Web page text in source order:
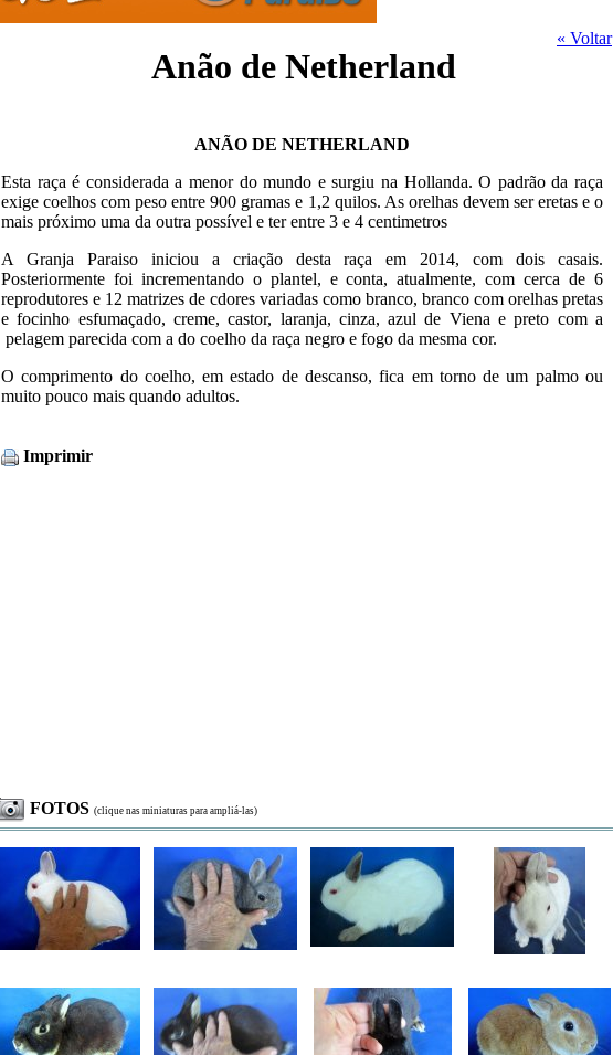
« Voltar
Anão de Netherland
ANÃO DE NETHERLAND
Esta raça é considerada a menor do mundo e surgiu na Hollanda. O padrão da raça
exige coelhos com peso entre 900 gramas e 1,2 quilos. As orelhas devem ser eretas e o
mais próximo uma da outra possível e ter entre 3 e 4 centimetros
A Granja Paraiso iniciou a criação desta raça em 2014, com dois casais.
Posteriormente foi incrementando o plantel, e conta, atualmente, com cerca de 6
reprodutores e 12 matrizes de cdores variadas como branco, branco com orelhas pretas
e focinho esfumaçado, creme, castor, laranja, cinza, azul de Viena e preto com a
pelagem parecida com a do coelho da raça negro e fogo da mesma cor.
O comprimento do coelho, em estado de descanso, fica em torno de um palmo ou
muito pouco mais quando adultos.
Imprimir
FOTOS (clique nas miniaturas para ampliá-las)